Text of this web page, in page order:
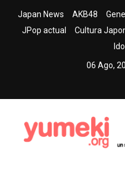
Japan News AKB48
JPop actual
Cultura
06 Ago,